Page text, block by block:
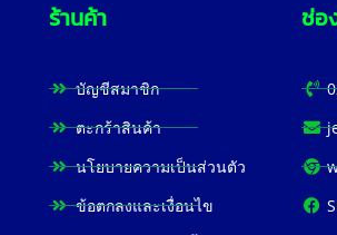
ร้านค้า
บัญชีสมาชิก
ตะกร้าสินค้า
นโยบายความเป็นส่วนตัว
ข้อตกลงและเงื่อนไข
ช่อ